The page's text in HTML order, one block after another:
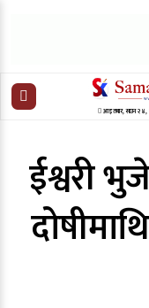
आइतबार,साउन २४,
ईश्वरी